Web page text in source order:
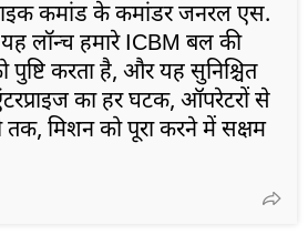
कमांड के कमांडर जनरल एस.
लॉन्च हमारे ICBM बल की
पुष्टि करता है, और यह सुनिश्चित
का हर घटक, ऑपरेटरों से
तक, मिशन को पूरा करने में सक्षम